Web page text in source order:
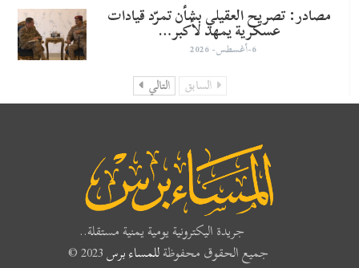
مصادر: تصريح العقيلي بشأن تمرّد قيادات
عسكرية يمهد لأكبر…
6-أغسطس- 2026
السابق التالي
جريدة اليكترونية يومية يمنية مستقلة..
جميع الحقوق محفوظةللمساء برس